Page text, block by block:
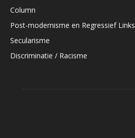
Column
Post-modernisme en Regressief Links
Secularisme
Discriminatie / Racisme